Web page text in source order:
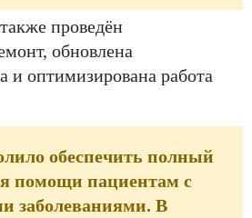
проведён
обновлена
и оптимизирована работа
обеспечить полный
помощи пациентам с
заболеваниями. В